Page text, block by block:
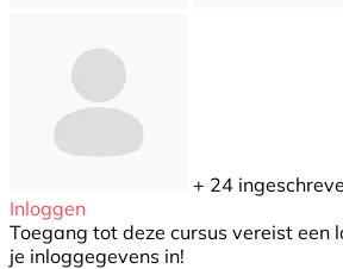
+ 24
Inloggen
Toegang tot deze cursus vereist een
je inloggegevens in!